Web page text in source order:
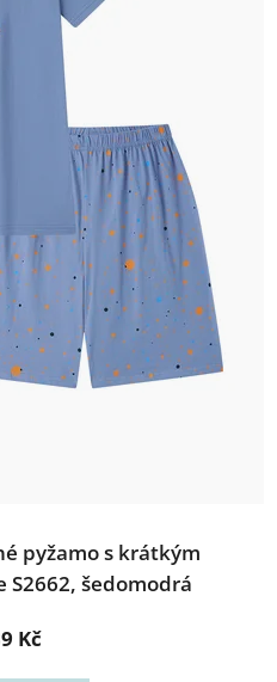
pyžamo s krátkým
šedomodrá
Kč